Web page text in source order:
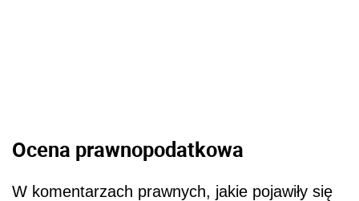
Ocena prawnopodatkowa
W komentarzach prawnych, jakie pojawiły się